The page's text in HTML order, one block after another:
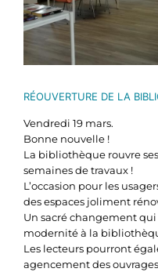
RÉOUVERTURE DE LA
Vendredi 19 mars.
Bonne nouvelle !
La bibliothèque rouvre
semaines de travaux !
L’occasion pour les
desespaces joliment
Un sacré changement
modernité à la
Les lecteurs pourront
agencement des